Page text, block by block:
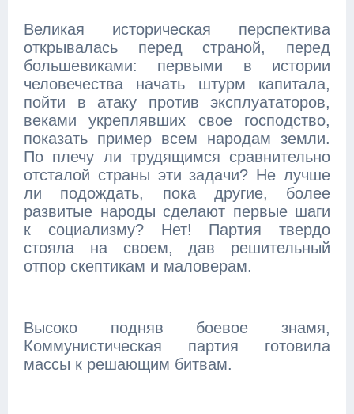
Великая историческая перспектива
открывалась перед страной, перед
большевиками: первыми в истории
человечества начать штурм капитала,
пойти в атаку против эксплуататоров,
веками укреплявших свое господство,
показать пример всем народам земли.
По плечу ли трудящимся сравнительно
отсталой страны эти задачи? Не лучше
ли подождать, пока другие, более
развитые народы сделают первые шаги
к социализму? Нет! Партия твердо
стояла на своем, дав решительный
отпор скептикам и маловерам.
Высоко подняв боевое знамя,
Коммунистическая партия готовила
массы к решающим битвам.